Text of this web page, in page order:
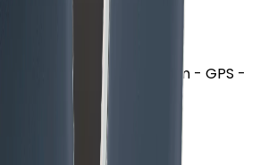
8 - Alüminyum - 45mm - GPS -